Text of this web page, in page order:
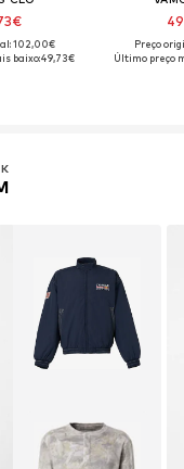
102,00€
baixo:49,73€
Preço
Último preço